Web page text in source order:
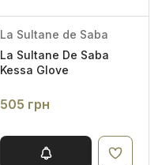
La Sultane de Saba
La Sultane De Saba
Kessa Glove
505 грн